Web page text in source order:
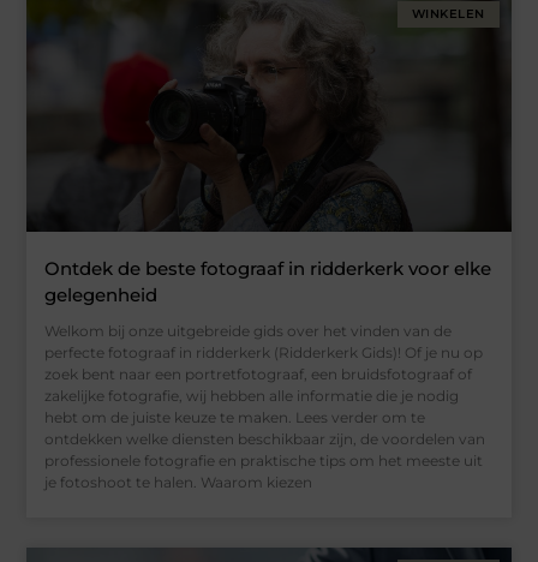
WINKELEN
Ontdek de beste fotograaf in ridderkerk voor elke
gelegenheid
Welkom bij onze uitgebreide gids over het vinden van de
perfecte fotograaf in ridderkerk (Ridderkerk Gids)! Of je nu op
zoek bent naar een portretfotograaf, een bruidsfotograaf of
zakelijke fotografie, wij hebben alle informatie die je nodig
hebt om de juiste keuze te maken. Lees verder om te
ontdekken welke diensten beschikbaar zijn, de voordelen van
professionele fotografie en praktische tips om het meeste uit
je fotoshoot te halen. Waarom kiezen